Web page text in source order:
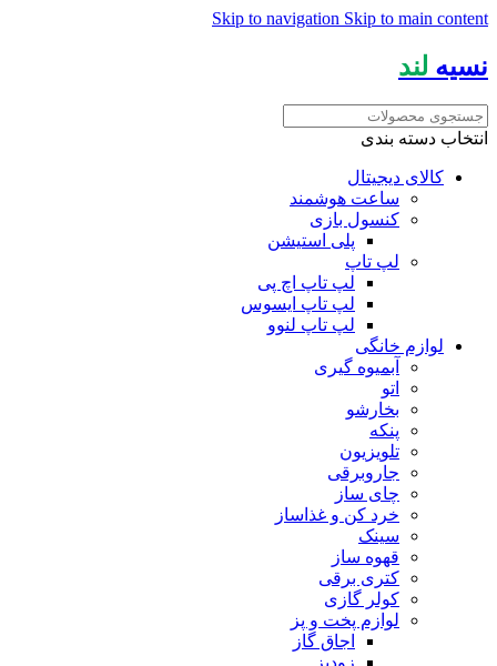
Skip to navigation Skip to main content
نسیه لند
انتخاب دسته بندی
کالای دیجیتال
ساعت هوشمند
کنسول بازی
پلی استیشن
لپ تاپ
لپ تاپ اچ پی
لپ تاپ ایسوس
لپ تاپ لنوو
لوازم خانگی
آبمیوه گیری
اتو
بخارشو
پنکه
تلویزیون
جاروبرقی
چای ساز
خرد کن و غذاساز
سینک
قهوه ساز
کتری برقی
کولر گازی
لوازم پخت و پز
اجاق گاز
زودپز